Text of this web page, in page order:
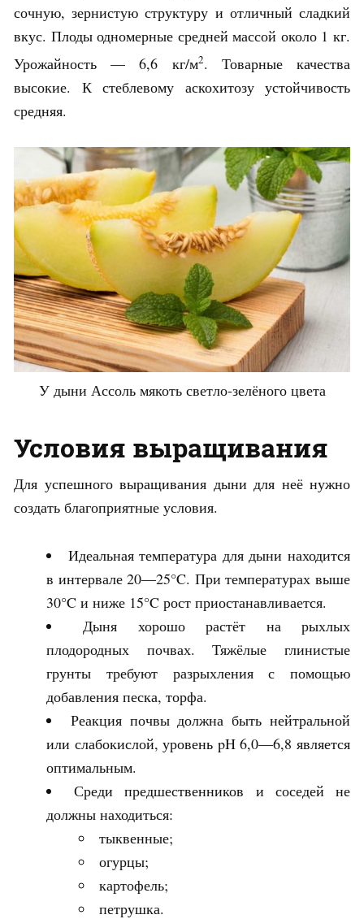
сочную, зернистую структуру и отличный сладкий
вкус. Плоды одномерные средней массой около 1 кг.
Урожайность — 6,6 кг/м2. Товарные качества
высокие. К стеблевому аскохитозу устойчивость
средняя.
У дыни Ассоль мякоть светло-зелёного цвета
Условия выращивания
Для успешного выращивания дыни для неё нужно
создать благоприятные условия.
Идеальная температура для дыни находится
в интервале 20—25°C. При температурах выше
30°C и ниже 15°C рост приостанавливается.
Дыня хорошо растёт на рыхлых
плодородных почвах. Тяжёлые глинистые
грунты требуют разрыхления с помощью
добавления песка, торфа.
Реакция почвы должна быть нейтральной
или слабокислой, уровень pH 6,0—6,8 является
оптимальным.
Среди предшественников и соседей не
должны находиться:
тыквенные;
огурцы;
картофель;
петрушка.